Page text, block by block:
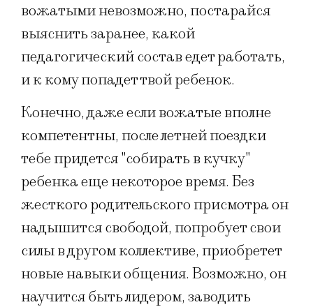
вожатыми невозможно, постарайся
выяснить заранее, какой
педагогический состав едет работать,
и к кому попадет твой ребенок.
Конечно, даже если вожатые вполне
компетентны, после летней поездки
тебе придется "собирать в кучку"
ребенка еще некоторое время. Без
жесткого родительского присмотра он
надышится свободой, попробует свои
силы в другом коллективе, приобретет
новые навыки общения. Возможно, он
научится быть лидером, заводить